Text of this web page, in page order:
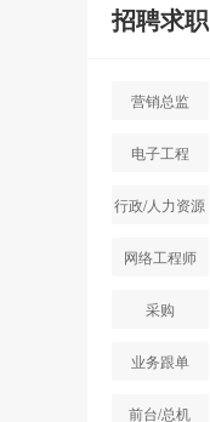
招聘求职
营销总监
电子工程
行政/人力资源
网络工程师
采购
业务跟单
前台/总机